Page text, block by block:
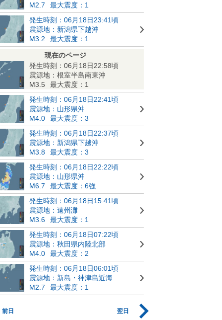
M2.7
最大震度：1
発生時刻：06月18日23:41頃
震源地：新潟県下越沖
M3.2
最大震度：1
現在のページ
発生時刻：06月18日22:58頃
震源地：根室半島南東沖
M3.5
最大震度：1
発生時刻：06月18日22:41頃
震源地：山形県沖
M4.0
最大震度：3
発生時刻：06月18日22:37頃
震源地：新潟県下越沖
M3.8
最大震度：3
発生時刻：06月18日22:22頃
震源地：山形県沖
M6.7
最大震度：6強
発生時刻：06月18日15:41頃
震源地：遠州灘
M3.6
最大震度：1
発生時刻：06月18日07:22頃
震源地：秋田県内陸北部
M4.0
最大震度：2
発生時刻：06月18日06:01頃
震源地：新島・神津島近海
M2.7
最大震度：1
前日 翌日